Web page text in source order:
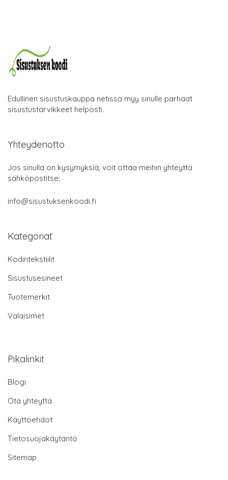
Edullinen sisustuskauppa netissä myy sinulle parhaat
sisustustarvikkeet helposti.
Yhteydenotto
Jos sinulla on kysymyksiä, voit ottaa meihin yhteyttä
sähköpostitse:
info@sisustuksenkoodi.fi
Kategoriat
Kodintekstiilit
Sisustusesineet
Tuotemerkit
Valaisimet
Pikalinkit
Blogi
Ota yhteyttä
Käyttöehdot
Tietosuojakäytäntö
Sitemap